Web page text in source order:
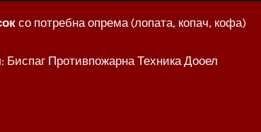
со потребна опрема (лопата, копач, кофа)
Биспаг Противпожарна Техника Дооел